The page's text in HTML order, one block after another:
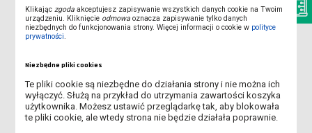
DEFINICJE I POJĘCIA NAUKOWE - W SKRÓCIE
NARODOWE CENTRUM NAUKI - KONKURSY
ETAPY UZYSKANIA TYTUŁU NAUKOWEGO
ZAKRES DZIAŁALNOŚCI NAUKOWEJ
ZAKRES EWALUACJI DZIAŁALNOŚCI NAUKOWEJ
Klikając zgoda akceptujesz zapisywanie wszystkich danych cookie na Twoim
urządzeniu. Kliknięcie odmowa oznacza zapisywanie tylko danych
niezbędnych do funkcjonowania strony. Więcej informacji o cookie w polityce
prywatności
Niezbędne pliki cookies
Te pliki cookie są niezbędne do działania strony i nie można ich
wyłączyć. Służą na przykład do utrzymania zawartości koszyka
użytkownika. Możesz ustawić przeglądarkę tak, aby blokowała
te pliki cookie, ale wtedy strona nie będzie działała poprawnie.